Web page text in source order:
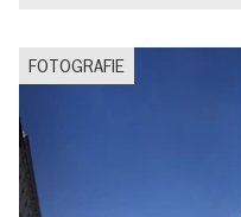
FOTOGRAFIE